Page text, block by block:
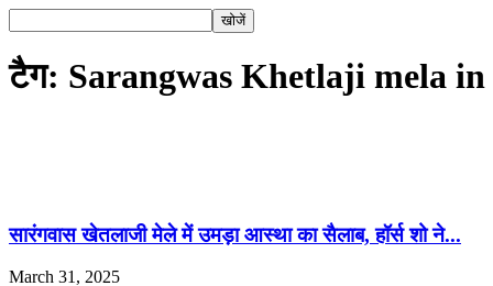
टैग: Sarangwas Khetlaji mela
सारंगवास खेतलाजी मेले में उमड़ा आस्था का सैलाब, हॉर्स शो ने...
March 31, 2025